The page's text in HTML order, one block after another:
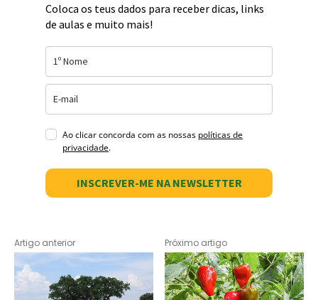
Coloca os teus dados para receber dicas, links
de aulas e muito mais!
Ao clicar concorda com as nossas políticas de
privacidade.
INSCREVER-ME NA NEWSLETTER
Artigo anterior Próximo artigo